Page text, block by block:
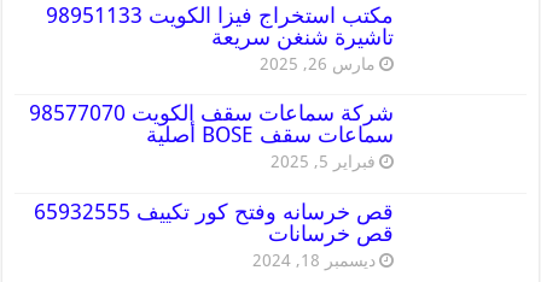
مكتب استخراج فيزا الكويت 98951133
تاشيرة شنغن سريعة
مارس 26, 2025
شركة سماعات سقف الكويت 98577070
سماعات سقف BOSE أصلية
فبراير 5, 2025
قص خرسانه وفتح كور تكييف 65932555
قص خرسانات
ديسمبر 18, 2024